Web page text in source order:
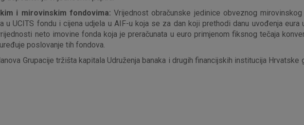
i mirovinskim fondovima: Vrijednost obračunske jedinice obveznog
u UCITS fondu i cijena udjela u AIF-u koja se za dan koji prethodi danu uvođenja eura
neto imovine fonda koja je preračunata u euro primjenom fiksnog tečaja
poslovanje tih fondova.
Grupacije tržišta kapitala Udruženja banaka i drugih financijskih institucija